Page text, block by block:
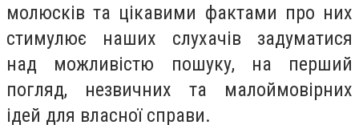
молюсків та цікавими фактами про них
стимулює наших слухачів задуматися
над можливістю пошуку, на перший
погляд, незвичних та малоймовірних
ідей для власної справи.